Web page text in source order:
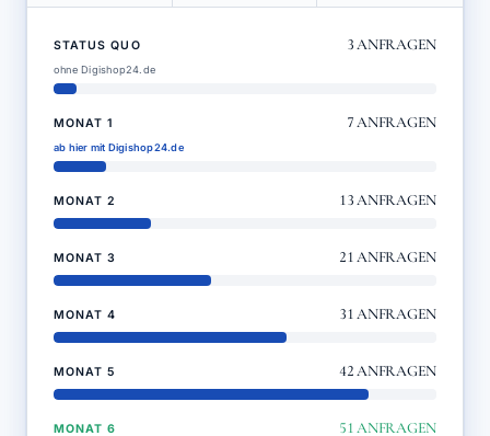
STATUS QUO 3ANFRAGEN
ohne Digishop24.de
MONAT 1 7ANFRAGEN
ab hier mit Digishop24.de
MONAT 2 13ANFRAGEN
MONAT 3 21ANFRAGEN
MONAT 4 31ANFRAGEN
MONAT 5 42ANFRAGEN
MONAT 6 51ANFRAGEN